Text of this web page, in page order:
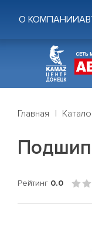
О КОМПАНИИ
Главная
Рейтинг 0.0